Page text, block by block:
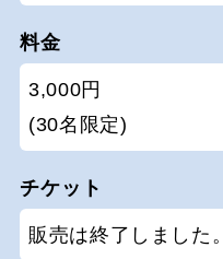
料金
3,000円
(30名限定)
チケット
販売は終了しました。